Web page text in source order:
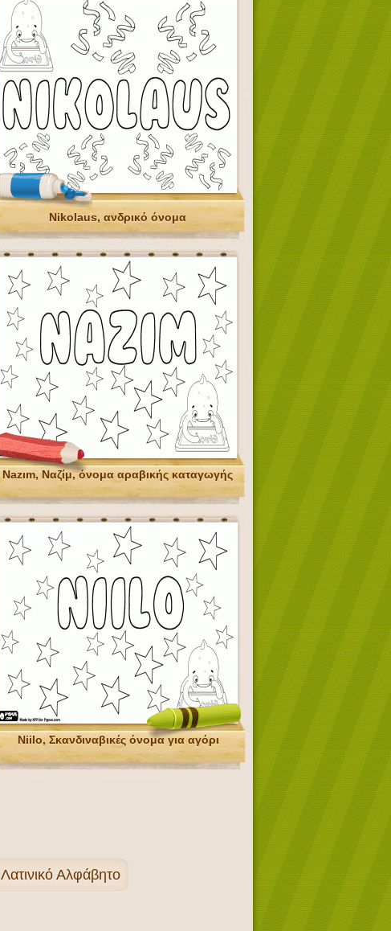
Nikolaus, ανδρικό όνομα
Nazım, Ναζίμ, όνομα αραβικής καταγωγής
Niilo, Σκανδιναβικές όνομα για αγόρι
Αλφάβητο